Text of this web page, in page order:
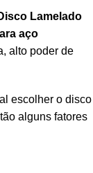
Lamelado
aço
alto poder de
escolher o disco
alguns fatores